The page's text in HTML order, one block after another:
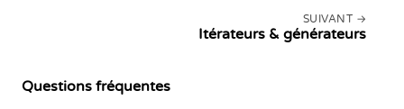
SUIVANT
Itérateurs & générateurs
Questions fréquentes